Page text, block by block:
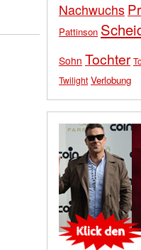
Nachwuchs
Pattinson
Sohn Tochter
Twilight Verlobung